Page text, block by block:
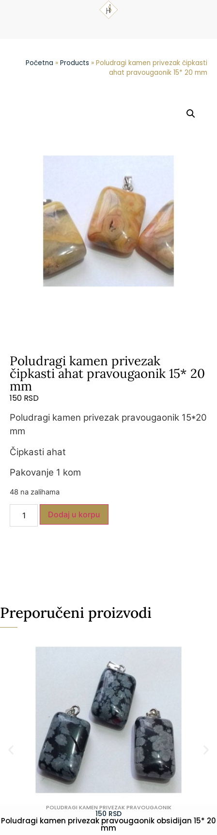
Početna » Products » Poludragi kamen privezak čipkasti
ahat pravougaonik 15* 20 mm
Poludragi kamen privezak
čipkasti ahat pravougaonik 15* 20
mm
150 RSD
Poludragi kamen privezak pravougaonik 15*20
mm
Čipkasti ahat
Pakovanje 1 kom
48 na zalihama
Dodaj u korpu
Preporučeni proizvodi
POLUDRAGI KAMEN PRIVEZAK PRAVOUGAONIK
150 RSD
Poludragi kamen privezak pravougaonik obsidijan 15* 20
mm